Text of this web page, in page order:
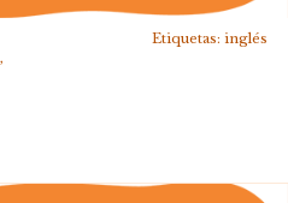
,
Etiquetas:inglés